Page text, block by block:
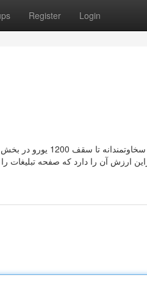
Register Login
ارزش آن را دارد که صفحه